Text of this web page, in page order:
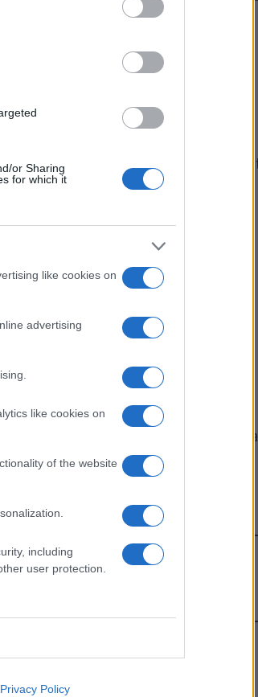
or Sharing
for which it
like cookies on
advertising
like cookies on
of the website
including
user protection.
Privacy Policy
Martina Agostina
I nostri cari
I nostri cari
Giovannimaria
|Segnala